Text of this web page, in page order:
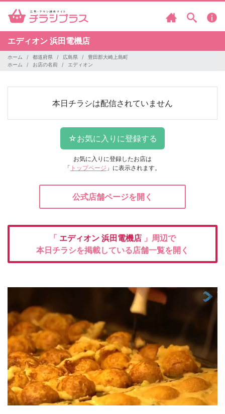
エディオン 浜田電機店
ホーム 都道府県 広島県
豊田郡大崎上島町
ホーム
お店の名前 エディオン
本日チラシは配信されていません
お気に入りに登録したお店は
「 トップページ 」に表示されます。
公式店舗ページを開く
「 エディオン 浜田電機店 」周辺で
本日チラシを掲載している店舗一覧を開く